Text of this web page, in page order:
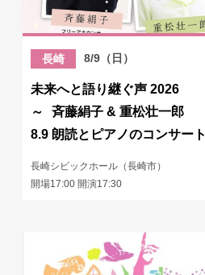
長崎 8/9（日）
未来へと語り継ぐ声 2026
～ 斉藤絹子 & 重松壮一郎
8.9 朗読とピアノのコンサート
長崎シビックホール（長崎市）
開場17:00 開演17:30